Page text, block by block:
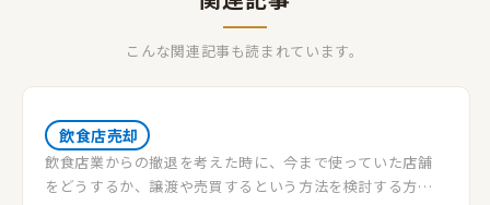
こんな関連記事も読まれています。
飲食店売却
飲食店業からの撤退を考えた時に、今まで使っていた店舗
をどうするか、譲渡や売買するという方法を検討する方も